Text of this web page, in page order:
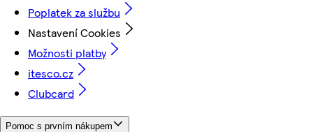
Poplatek za službu
Nastavení Cookies
Možnosti platby
itesco.cz
Clubcard
Pomoc s prvním nákupem